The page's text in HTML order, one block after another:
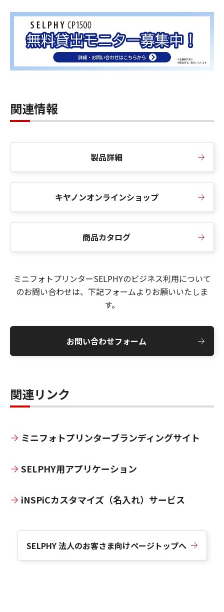
関連情報
製品詳細
キヤノンオンラインショップ
商品カタログ
ミニフォトプリンターSELPHYのビジネス利用について
のお問い合わせは、下記フォームよりお願いいたしま
す。
お問い合わせフォーム
関連リンク
ミニフォトプリンターブランディングサイト
SELPHY用アプリケーション
iNSPiCカスタマイズ（名入れ）サービス
SELPHY 法人のお客さま向けページトップへ